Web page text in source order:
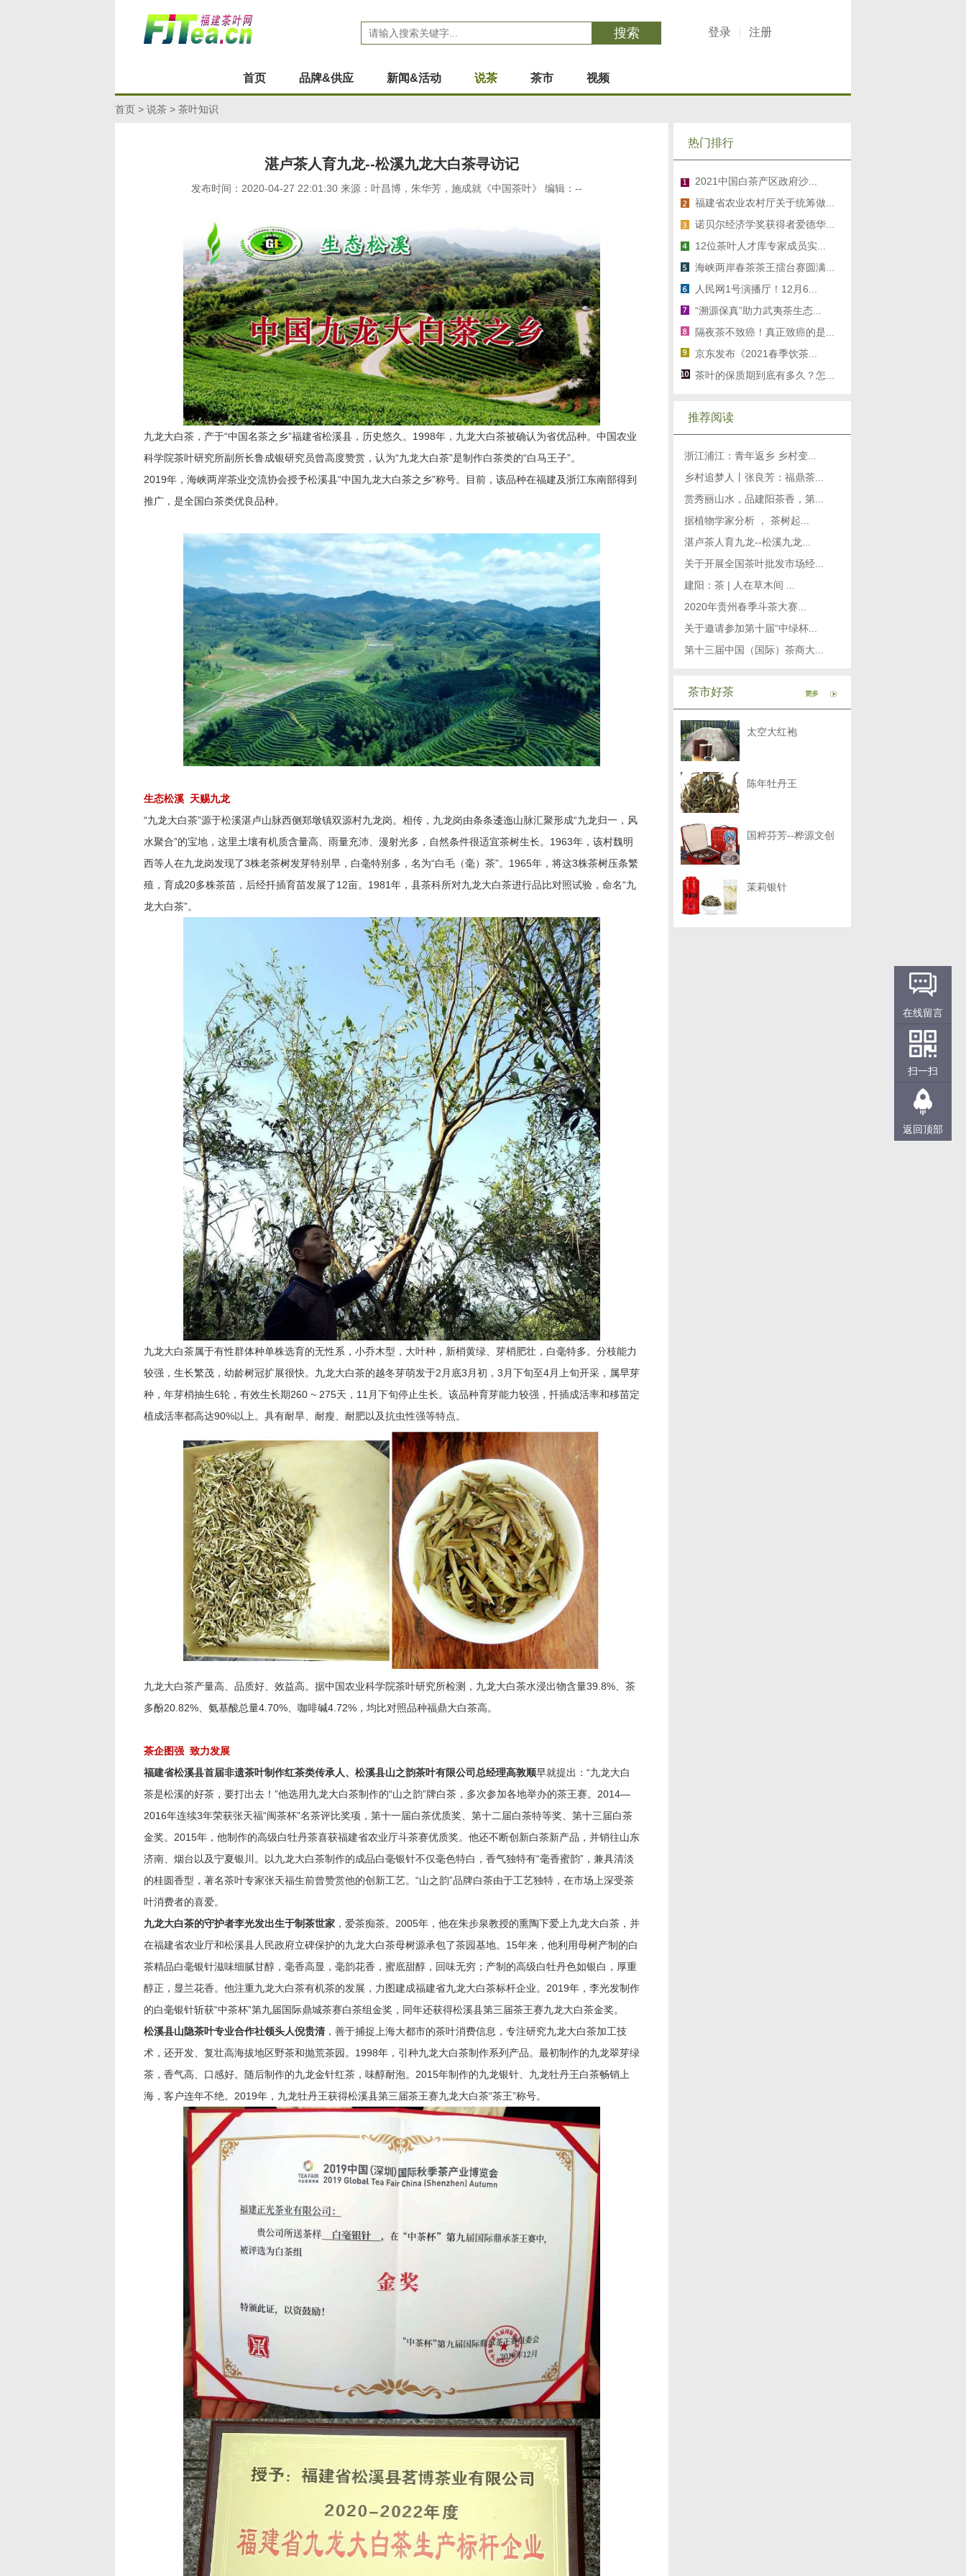
搜索 登录 注册
首页 品牌&供应 新闻&活动 说茶 茶市 视频
首页 > 说茶 > 茶叶知识
湛卢茶人育九龙--松溪九龙大白茶寻访记
发布时间：2020-04-27 22:01:30 来源：叶昌博，朱华芳，施成就《中国茶叶》 编辑：--
九龙大白茶，产于“中国名茶之乡”福建省松溪县，历史悠久。1998年，九龙大白茶被确认为省优品种。中国农业
科学院茶叶研究所副所长鲁成银研究员曾高度赞赏，认为“九龙大白茶”是制作白茶类的“白马王子”。
2019年，海峡两岸茶业交流协会授予松溪县“中国九龙大白茶之乡”称号。目前，该品种在福建及浙江东南部得到
推广，是全国白茶类优良品种。
生态松溪 天赐九龙
“九龙大白茶”源于松溪湛卢山脉西侧郑墩镇双源村九龙岗。相传，九龙岗由条条逶迤山脉汇聚形成“九龙归一，风
水聚合”的宝地，这里土壤有机质含量高、雨量充沛、漫射光多，自然条件很适宜茶树生长。1963年，该村魏明
西等人在九龙岗发现了3株老茶树发芽特别早，白毫特别多，名为“白毛（毫）茶”。1965年，将这3株茶树压条繁
殖，育成20多株茶苗，后经扦插育苗发展了12亩。1981年，县茶科所对九龙大白茶进行品比对照试验，命名“九
龙大白茶”。
九龙大白茶属于有性群体种单株选育的无性系，小乔木型，大叶种，新梢黄绿、芽梢肥壮，白毫特多。分枝能力
较强，生长繁茂，幼龄树冠扩展很快。九龙大白茶的越冬芽萌发于2月底3月初，3月下旬至4月上旬开采，属早芽
种，年芽梢抽生6轮，有效生长期260 ~ 275天，11月下旬停止生长。该品种育芽能力较强，扦插成活率和移苗定
植成活率都高达90%以上。具有耐旱、耐瘦、耐肥以及抗虫性强等特点。
九龙大白茶产量高、品质好、效益高。据中国农业科学院茶叶研究所检测，九龙大白茶水浸出物含量39.8%、茶
多酚20.82%、氨基酸总量4.70%、咖啡碱4.72%，均比对照品种福鼎大白茶高。
茶企图强 致力发展
福建省松溪县首届非遗茶叶制作红茶类传承人、松溪县山之韵茶叶有限公司总经理高敦顺早就提出：“九龙大白
茶是松溪的好茶，要打出去！”他选用九龙大白茶制作的“山之韵”牌白茶，多次参加各地举办的茶王赛。2014—
2016年连续3年荣获张天福“闽茶杯”名茶评比奖项，第十一届白茶优质奖、第十二届白茶特等奖、第十三届白茶
金奖。2015年，他制作的高级白牡丹茶喜获福建省农业厅斗茶赛优质奖。他还不断创新白茶新产品，并销往山东
济南、烟台以及宁夏银川。以九龙大白茶制作的成品白毫银针不仅毫色特白，香气独特有“毫香蜜韵”，兼具清淡
的桂圆香型，著名茶叶专家张天福生前曾赞赏他的创新工艺。“山之韵”品牌白茶由于工艺独特，在市场上深受茶
叶消费者的喜爱。
九龙大白茶的守护者李光发出生于制茶世家 ，爱茶痴茶。2005年，他在朱步泉教授的熏陶下爱上九龙大白茶，并
在福建省农业厅和松溪县人民政府立碑保护的九龙大白茶母树源承包了茶园基地。15年来，他利用母树产制的白
茶精品白毫银针滋味细腻甘醇，毫香高显，毫韵花香，蜜底甜醇，回味无穷；产制的高级白牡丹色如银白，厚重
醇正，显兰花香。他注重九龙大白茶有机茶的发展，力图建成福建省九龙大白茶标杆企业。2019年，李光发制作
的白毫银针斩获“中茶杯”第九届国际鼎城茶赛白茶组金奖，同年还获得松溪县第三届茶王赛九龙大白茶金奖。
松溪县山隐茶叶专业合作社领头人倪贵清 ，善于捕捉上海大都市的茶叶消费信息，专注研究九龙大白茶加工技
术，还开发、复壮高海拔地区野茶和抛荒茶园。1998年，引种九龙大白茶制作系列产品。最初制作的九龙翠芽绿
茶，香气高、口感好。随后制作的九龙金针红茶，味醇耐泡。2015年制作的九龙银针、九龙牡丹王白茶畅销上
海，客户连年不绝。2019年，九龙牡丹王获得松溪县第三届茶王赛九龙大白茶“茶王”称号。
热门排行
2021中国白茶产区政府沙...
福建省农业农村厅关于统筹做...
诺贝尔经济学奖获得者爱德华...
12位茶叶人才库专家成员实...
海峡两岸春茶茶王擂台赛圆满...
人民网1号演播厅！12月6...
“溯源保真”助力武夷茶生态...
隔夜茶不致癌！真正致癌的是...
京东发布《2021春季饮茶...
茶叶的保质期到底有多久？怎...
推荐阅读
浙江浦江：青年返乡 乡村变...
乡村追梦人丨张良芳：福鼎茶...
赏秀丽山水，品建阳茶香，第...
据植物学家分析 ， 茶树起...
湛卢茶人育九龙--松溪九龙...
关于开展全国茶叶批发市场经...
建阳：茶 | 人在草木间 ...
2020年贵州春季斗茶大赛...
关于邀请参加第十届“中绿杯...
第十三届中国（国际）茶商大...
茶市好茶
太空大红袍
陈年牡丹王
国粹芬芳--桦源文创
茉莉银针
在线留言
扫一扫
返回顶部